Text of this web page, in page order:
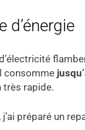
d’énergie
consomme
très rapide.
préparé un